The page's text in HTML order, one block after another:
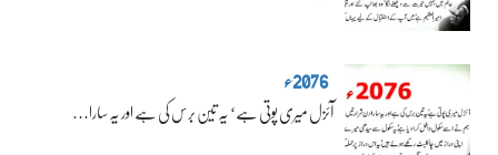
2076ء
آئزل میری پوتی ہے‘ یہ تین برس کی ہے اور یہ سارا…